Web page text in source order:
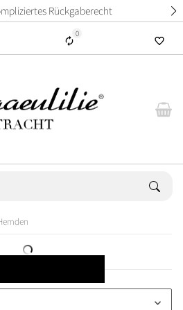
Rückgaberecht
0